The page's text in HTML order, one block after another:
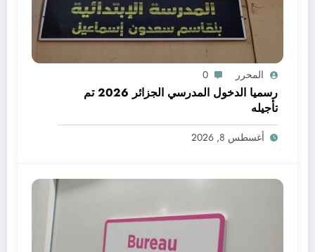
المحرر 0
رسميا الدخول المدرسي الجزائر 2026 تم
تأجيله
أغسطس 8, 2026